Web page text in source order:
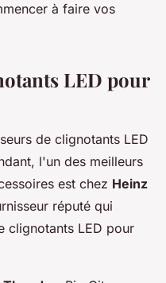
à faire vos
LED pour
de clignotants LED
l'un des meilleurs
est chez Heinz
réputé qui
clignotants LED pour